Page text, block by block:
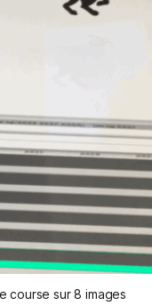
course sur 8 images